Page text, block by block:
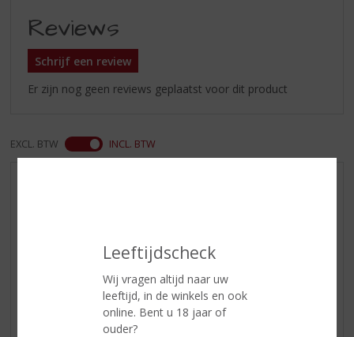
Leeftijdscheck
Wij vragen altijd naar uw
leeftijd, in de winkels en ook
online. Bent u 18 jaar of
ouder?
Reviews
Schrijf een review
Er zijn nog geen reviews geplaatst voor dit product
EXCL. BTW INCL. BTW
RUM VAN DE MAAND
BIER VAN DE MAAND
SPIRIT VAN DE MAAND
EXCLUSIEF TOPSLIJTER